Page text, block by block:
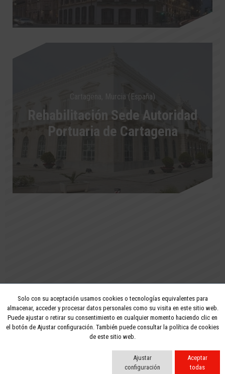
Cartagena, Murcia (España)
Rehabilitación Sede Autoridad
Portuaria de Cartagena
2026 - Todos los derechos reservados
Aviso legal Privacidad Política de cookies
Solo con su aceptación usamos cookies o tecnologías equivalentes para
almacenar, acceder y procesar datos personales como su visita en este sitio web.
Puede ajustar o retirar su consentimiento en cualquier momento haciendo clic en
el botón de Ajustar configuración. También puede consultar la política de cookies
de este sitio web.
Ajustar
configuración
Aceptar
todas